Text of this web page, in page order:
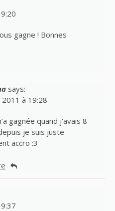
gagne ! Bonnes
says:
à 19:28
gagnée quand j’avais 8
je suis juste
accro :3